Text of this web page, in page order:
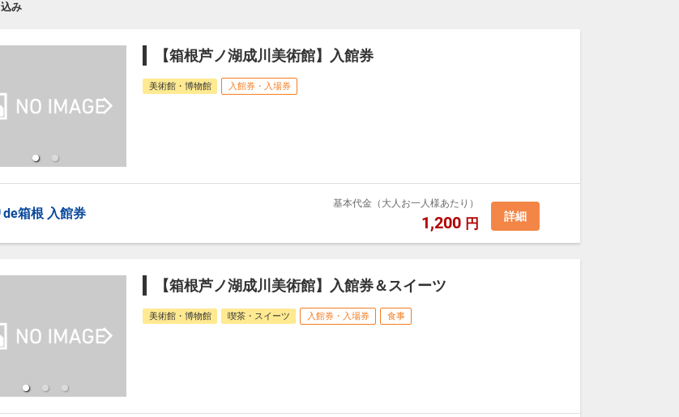
み
【箱根芦ノ湖成川美術館】入館券
美術館・博物館 入館券・入場券
de箱根 入館券
基本代金（大人お一人様あたり）
1,200 円 詳細
【箱根芦ノ湖成川美術館】入館券＆スイーツ
美術館・博物館 喫茶・スイーツ 入館券・入場券 食事